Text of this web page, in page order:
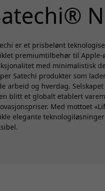
er et prisbelønt
premiumtilbehør til Apple-
med minimalistisk
Satechi produkter som
arbeid og hverdag.
blitt et globalt etablert
Med mottoet
elegante